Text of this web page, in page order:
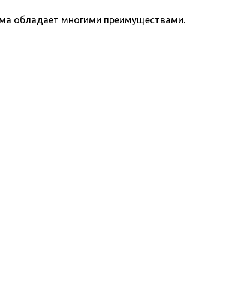
обладает многими преимуществами.